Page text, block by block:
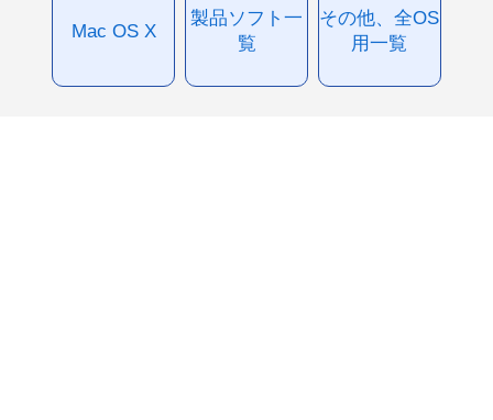
Mac OS X
製品ソフト一
覧
その他、全OS
用一覧